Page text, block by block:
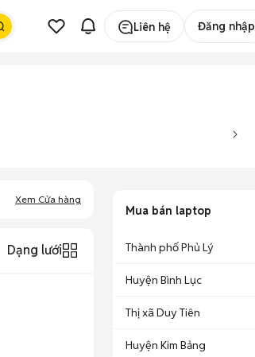
Liên hệ Đăng nhập
Xem Cửa hàng
Dạng lưới
Mua bán laptop
Thành phố Phủ Lý
Huyện Bình Lục
Thị xã Duy Tiên
Huyện Kim Bảng